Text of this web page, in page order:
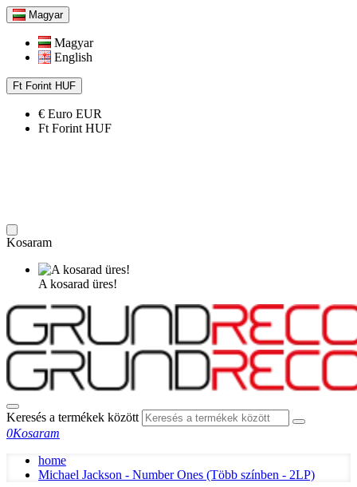
Magyar
Magyar
English
Ft Forint HUF
€ Euro EUR
Ft Forint HUF
Kosaram
A kosarad üres!
Keresés a termékek között
0Kosaram
home
Michael Jackson - Number Ones (Több színben - 2LP)